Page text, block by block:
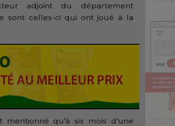
adjoint du département
sont celles-ci qui ont joué à la
mentionné qu’à six mois d’une